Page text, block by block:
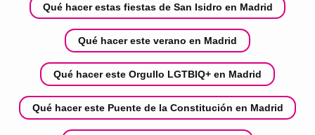
Qué hacer estas fiestas de San Isidro en Madrid
Qué hacer este verano en Madrid
Qué hacer este Orgullo LGTBIQ+ en Madrid
Qué hacer este Puente de la Constitución en Madrid